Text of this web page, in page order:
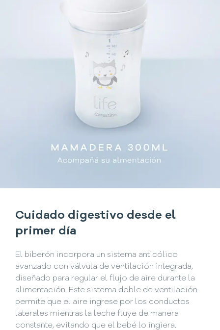
Cuidado digestivo desde el
primer día
El biberón incorpora un sistema anticólico
avanzado con válvula de ventilación integrada,
diseñado para regular el flujo de aire durante la
alimentación. Este sistema doble de ventilación
permite que el aire ingrese por los conductos
laterales mientras la leche fluye de manera
constante, evitando que el bebé lo ingiera.